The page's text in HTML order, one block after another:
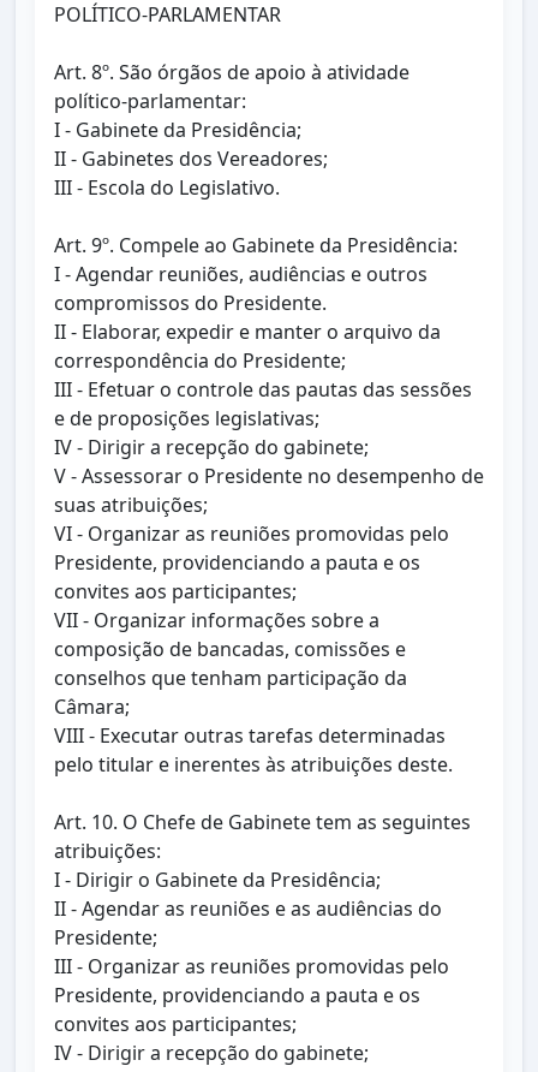
POLÍTICO-PARLAMENTAR
Art. 8º. São órgãos de apoio à atividade
político-parlamentar:
I - Gabinete da Presidência;
II - Gabinetes dos Vereadores;
III - Escola do Legislativo.
Art. 9º. Compele ao Gabinete da Presidência:
I - Agendar reuniões, audiências e outros
compromissos do Presidente.
II - Elaborar, expedir e manter o arquivo da
correspondência do Presidente;
III - Efetuar o controle das pautas das sessões
e de proposições legislativas;
IV - Dirigir a recepção do gabinete;
V - Assessorar o Presidente no desempenho de
suas atribuições;
VI - Organizar as reuniões promovidas pelo
Presidente, providenciando a pauta e os
convites aos participantes;
VII - Organizar informações sobre a
composição de bancadas, comissões e
conselhos que tenham participação da
Câmara;
VIII - Executar outras tarefas determinadas
pelo titular e inerentes às atribuições deste.
Art. 10. O Chefe de Gabinete tem as seguintes
atribuições:
I - Dirigir o Gabinete da Presidência;
II - Agendar as reuniões e as audiências do
Presidente;
III - Organizar as reuniões promovidas pelo
Presidente, providenciando a pauta e os
convites aos participantes;
IV - Dirigir a recepção do gabinete;